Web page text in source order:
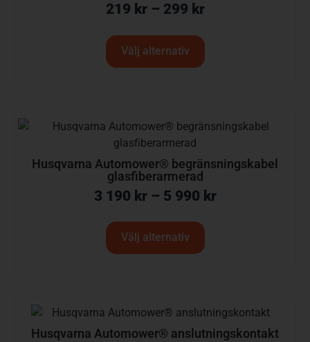
219 kr – 299 kr
Välj alternativ
Husqvarna Automower® begränsningskabel
glasfiberarmerad
3 190 kr – 5 990 kr
Välj alternativ
Husqvarna Automower® anslutningskontakt